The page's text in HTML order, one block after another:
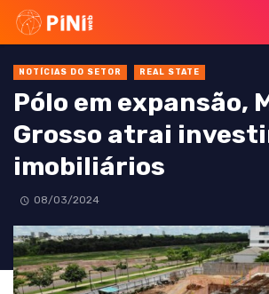
NOTÍCIAS DO SETOR REAL STATE
Pólo em expansão,
Grosso atrai
imobiliários
08/03/2024